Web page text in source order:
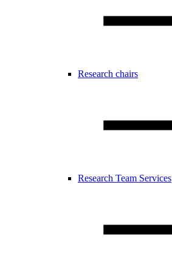
Research chairs
Research Team Services